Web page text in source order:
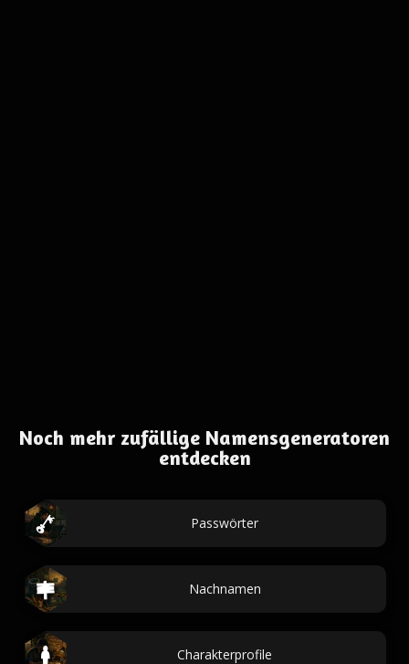
Noch mehr zufällige Namensgeneratoren
entdecken
Passwörter
Nachnamen
Charakterprofile